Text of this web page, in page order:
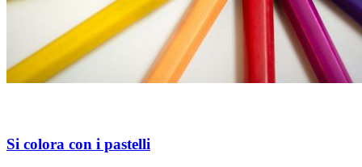
Si colora con i pastelli